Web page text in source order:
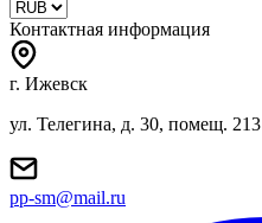
Контактная информация
г. Ижевск
ул. Телегина, д. 30, помещ. 213
pp-sm@mail.ru